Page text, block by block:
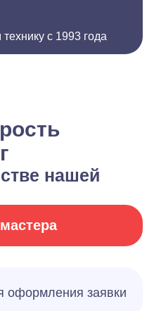
с 1993 года
нашей
оформления заявки